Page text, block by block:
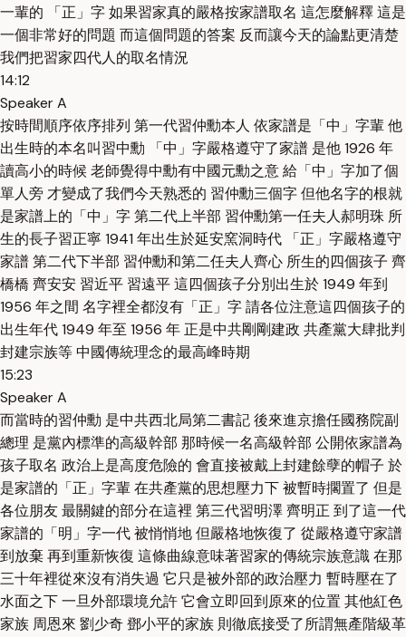
一輩的 「正」字 如果習家真的嚴格按家譜取名 這怎麼解釋 這是
一個非常好的問題 而這個問題的答案 反而讓今天的論點更清楚
我們把習家四代人的取名情況
14:12
Speaker A
按時間順序依序排列 第一代習仲勳本人 依家譜是「中」字輩 他
出生時的本名叫習中勳 「中」字嚴格遵守了家譜 是他 1926 年
讀高小的時候 老師覺得中勳有中國元勳之意 給「中」字加了個
單人旁 才變成了我們今天熟悉的 習仲勳三個字 但他名字的根就
是家譜上的「中」字 第二代上半部 習仲勳第一任夫人郝明珠 所
生的長子習正寧 1941 年出生於延安窯洞時代 「正」字嚴格遵守
家譜 第二代下半部 習仲勳和第二任夫人齊心 所生的四個孩子 齊
橋橋 齊安安 習近平 習遠平 這四個孩子分別出生於 1949 年到
1956 年之間 名字裡全都沒有「正」字 請各位注意這四個孩子的
出生年代 1949 年至 1956 年 正是中共剛剛建政 共產黨大肆批判
封建宗族等 中國傳統理念的最高峰時期
15:23
Speaker A
而當時的習仲勳 是中共西北局第二書記 後來進京擔任國務院副
總理 是黨內標準的高級幹部 那時候一名高級幹部 公開依家譜為
孩子取名 政治上是高度危險的 會直接被戴上封建餘孽的帽子 於
是家譜的「正」字輩 在共產黨的思想壓力下 被暫時擱置了 但是
各位朋友 最關鍵的部分在這裡 第三代習明澤 齊明正 到了這一代
家譜的「明」字一代 被悄悄地 但嚴格地恢復了 從嚴格遵守家譜
到放棄 再到重新恢復 這條曲線意味著習家的傳統宗族意識 在那
三十年裡從來沒有消失過 它只是被外部的政治壓力 暫時壓在了
水面之下 一旦外部環境允許 它會立即回到原來的位置 其他紅色
家族 周恩來 劉少奇 鄧小平的家族 則徹底接受了所謂無產階級革